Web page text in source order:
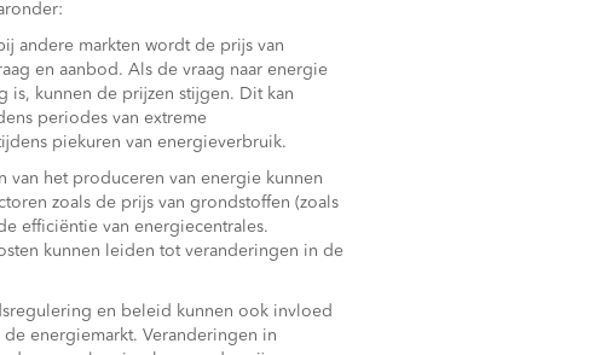
andere markten wordt de prijs van
en aanbod. Als de vraag naar energie
is, kunnen de prijzen stijgen. Dit kan
periodes van extreme
piekuren van energieverbruik.
van het produceren van energie kunnen
zoals de prijs van grondstoffen (zoals
efficiëntie van energiecentrales.
kunnen leiden tot veranderingen in de
en beleid kunnen ook invloed
energiemarkt. Veranderingen in